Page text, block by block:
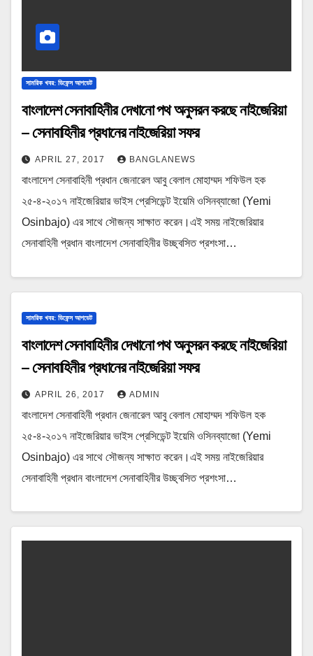
সামরিক খবর: ডিফেন্স আপডেট
বাংলাদেশ সেনাবাহিনীর দেখানো পথ অনুসরন করছে নাইজেরিয়া
– সেনাবাহিনীর প্রধানের নাইজেরিয়া সফর
APRIL 27, 2017 BANGLANEWS
বাংলাদেশ সেনাবাহিনী প্রধান জেনারেল আবু বেলাল মোহাম্মদ শফিউল হক
২৫-৪-২০১৭ নাইজেরিয়ার ভাইস প্রেসিডেন্ট ইয়েমি ওসিনব্যাজো (Yemi
Osinbajo) এর সাথে সৌজন্য সাক্ষাত করেন।এই সময় নাইজেরিয়ার
সেনাবাহিনী প্রধান বাংলাদেশ সেনাবাহিনীর উচ্ছ্বসিত প্রশংসা…
সামরিক খবর: ডিফেন্স আপডেট
বাংলাদেশ সেনাবাহিনীর দেখানো পথ অনুসরন করছে নাইজেরিয়া
– সেনাবাহিনীর প্রধানের নাইজেরিয়া সফর
APRIL 26, 2017 ADMIN
বাংলাদেশ সেনাবাহিনী প্রধান জেনারেল আবু বেলাল মোহাম্মদ শফিউল হক
২৫-৪-২০১৭ নাইজেরিয়ার ভাইস প্রেসিডেন্ট ইয়েমি ওসিনব্যাজো (Yemi
Osinbajo) এর সাথে সৌজন্য সাক্ষাত করেন।এই সময় নাইজেরিয়ার
সেনাবাহিনী প্রধান বাংলাদেশ সেনাবাহিনীর উচ্ছ্বসিত প্রশংসা…